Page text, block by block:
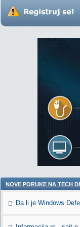
NOVE PORUKE NA TECH
Da li je Windows